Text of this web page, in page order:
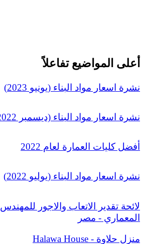
أعلى المواضيع تفاعلاً
نشرة اسعار مواد البناء (يونيو 2023)
نشرة اسعار مواد البناء (ديسمبر 2022)
أفضل كليات العمارة لعام 2022
نشرة اسعار مواد البناء (يوليو 2022)
لائحة تقدير الاتعاب والاجور للمهندس
المعماري - مصر
منزل حلاوة - Halawa House